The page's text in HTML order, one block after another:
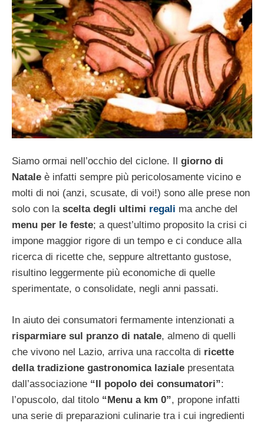
Siamo ormai nell’occhio del ciclone. Il giorno di
Natale è infatti sempre più pericolosamente vicino e
molti di noi (anzi, scusate, di voi!) sono alle prese non
solo con la scelta degli ultimi regali ma anche del
menu per le feste; a quest’ultimo proposito la crisi ci
impone maggior rigore di un tempo e ci conduce alla
ricerca di ricette che, seppure altrettanto gustose,
risultino leggermente più economiche di quelle
sperimentate, o consolidate, negli anni passati.
In aiuto dei consumatori fermamente intenzionati a
risparmiare sul pranzo di natale, almeno di quelli
che vivono nel Lazio, arriva una raccolta di ricette
della tradizione gastronomica laziale presentata
dall’associazione “Il popolo dei consumatori”:
l’opuscolo, dal titolo “Menu a km 0”, propone infatti
una serie di preparazioni culinarie tra i cui ingredienti